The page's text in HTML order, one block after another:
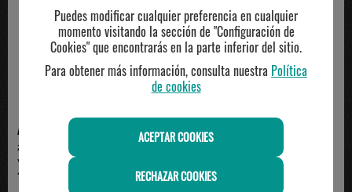
ASICS
zapatilla hombre asics GEL-
VENTURE 6, gris
100.00€
NIKE
Zapatillas de Hombre Nike V5
RNR, Tostado/Choco...
89.99€
Puedes modificar cualquier preferencia en cualquier
momento visitando la sección de "Configuración de
Cookies" que encontrarás en la parte inferior del sitio.
Para obtener más información, consulta nuestra Política
de cookies
ACEPTAR COOKIES
RECHAZAR COOKIES